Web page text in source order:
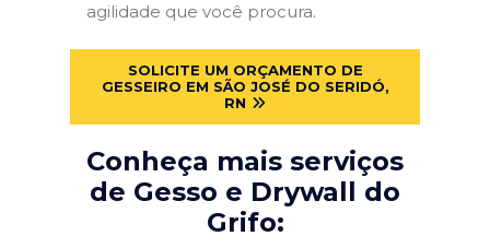
agilidade que você procura.
SOLICITE UM ORÇAMENTO DE
GESSEIRO EM SÃO JOSÉ DO SERIDÓ,
RN
Conheça mais serviços
de Gesso e Drywall do
Grifo: